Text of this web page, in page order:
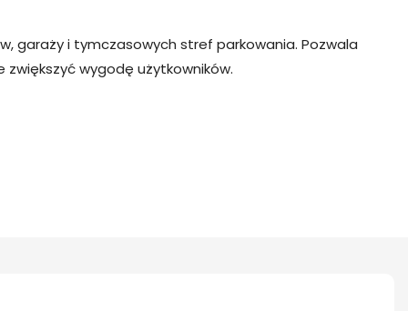
garaży i tymczasowych stref parkowania. Pozwala
wygodę użytkowników.